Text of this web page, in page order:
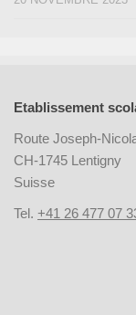
Etablissement
Route Joseph-
CH-1745 Lentigny
Suisse
Tel. +41 26 477 07